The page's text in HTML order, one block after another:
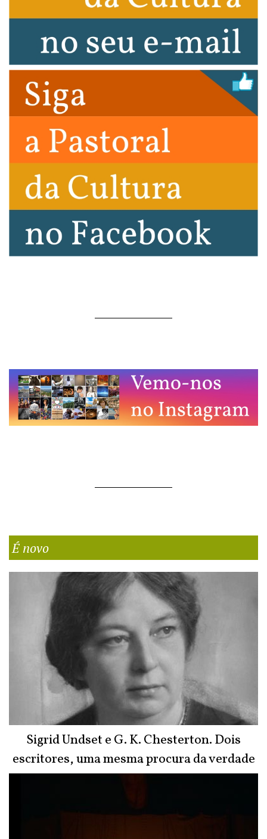
É novo
Sigrid Undset e G. K. Chesterton. Dois
escritores, uma mesma procura da verdade